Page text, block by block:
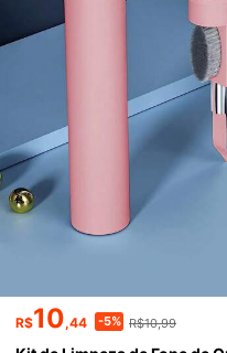
R$10,44 -5% R$10,99